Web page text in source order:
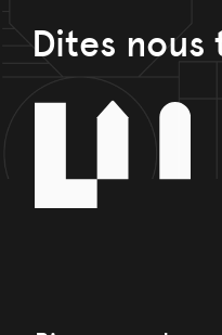
Dites nous